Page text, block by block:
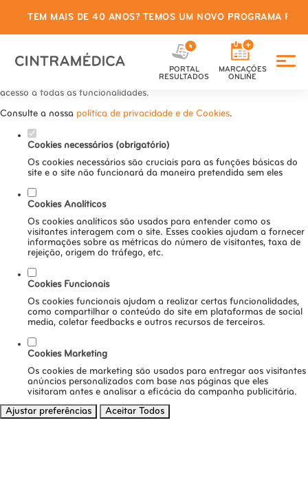
Defina as suas preferências de
cookies para este website.
Este website utiliza cookies estritamente necessários, analíticos e
acesso a todas as funcionalidades.
Consulte a nossa política de privacidade e de Cookies.
Cookies necessários (obrigatório)
Os cookies necessários são cruciais para as funções básicas do
site e o site não funcionará da maneira pretendida sem eles
Cookies Analíticos
Os cookies analíticos são usados para entender como os
visitantes interagem com o site. Esses cookies ajudam a fornecer
informações sobre as métricas do número de visitantes, taxa de
rejeição, origem do tráfego, etc.
Cookies Funcionais
Os cookies funcionais ajudam a realizar certas funcionalidades,
como compartilhar o conteúdo do site em plataformas de social
media, coletar feedbacks e outros recursos de terceiros.
Cookies Marketing
Os cookies de marketing são usados para entregar aos visitantes
anúncios personalizados com base nas páginas que eles
visitaram antes e analisar a eficácia da campanha publicitária.
Ajustar preferências
Aceitar Todos
TEM MAIS DE 40 ANOS? TEMOS UM NOVO PROGRAMA
PORTAL
RESULTADOS
MARCAÇÕES
ONLINE